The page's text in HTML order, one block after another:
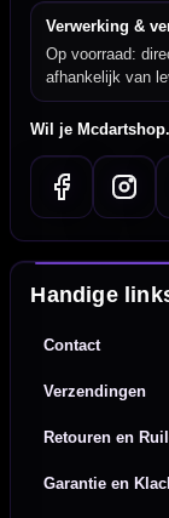
Verwerking &
Op voorraad:
afhankelijk van
Wil je
Handige
Contact
Verzendingen
Retouren en
Garantie en